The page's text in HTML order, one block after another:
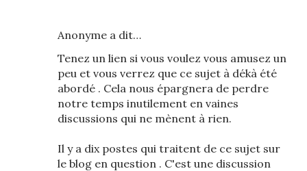
Anonyme a dit…
Tenez un lien si vous voulez vous amusez un
peu et vous verrez que ce sujet à dékà été
abordé . Cela nous épargnera de perdre
notre temps inutilement en vaines
discussions qui ne mènent à rien.
Il y a dix postes qui traitent de ce sujet sur
le blog en question . C'est une discussion